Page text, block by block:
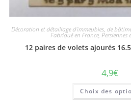
Décoration et détaillage d'immeubles, de
Fabriqué en France, Persiennes
12 paires de volets ajourés
4,9€
Choix des